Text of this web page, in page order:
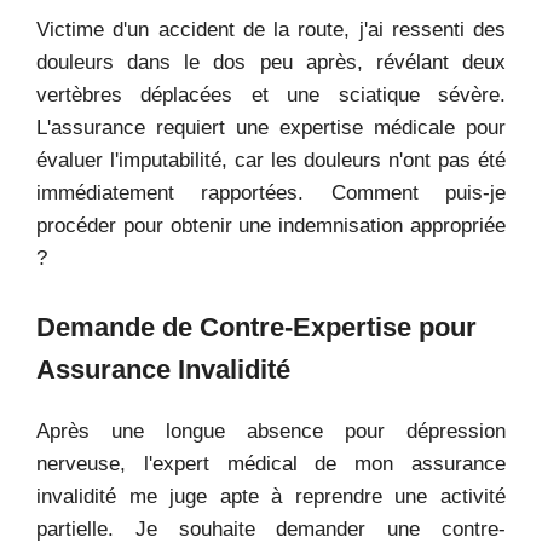
Victime d'un accident de la route, j'ai ressenti des
douleurs dans le dos peu après, révélant deux
vertèbres déplacées et une sciatique sévère.
L'assurance requiert une expertise médicale pour
évaluer l'imputabilité, car les douleurs n'ont pas été
immédiatement rapportées. Comment puis-je
procéder pour obtenir une indemnisation appropriée
?
Demande de Contre-Expertise pour
Assurance Invalidité
Après une longue absence pour dépression
nerveuse, l'expert médical de mon assurance
invalidité me juge apte à reprendre une activité
partielle. Je souhaite demander une contre-